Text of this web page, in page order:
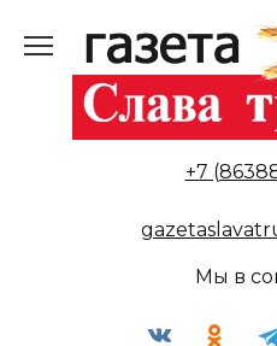
содержанию
+7
Мы в